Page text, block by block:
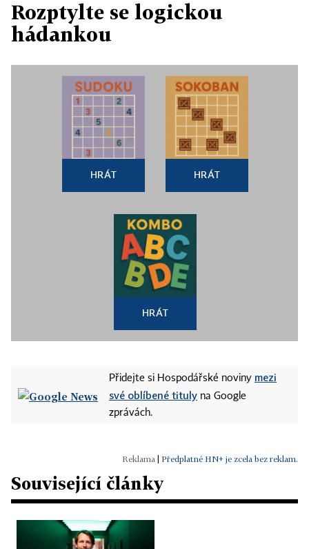
Rozptylte se logickou
hádankou
HRÁT HRÁT
HRÁT
Přidejte si Hospodářské noviny mezi
své oblíbené tituly na Google
zprávách.
Předplatné HN+ je zcela bez reklam.
Související články